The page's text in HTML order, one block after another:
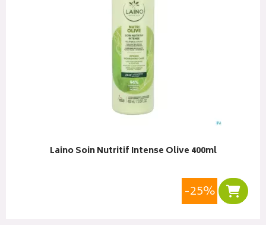
Laino Soin Nutritif Intense Olive 400ml
-25%